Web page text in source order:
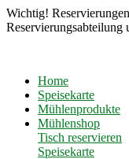
Wichtig!
Reservierungsabteilung
Home
Speisekarte
Mühlenprodukte
Mühlenshop
Tisch reservieren
Speisekarte